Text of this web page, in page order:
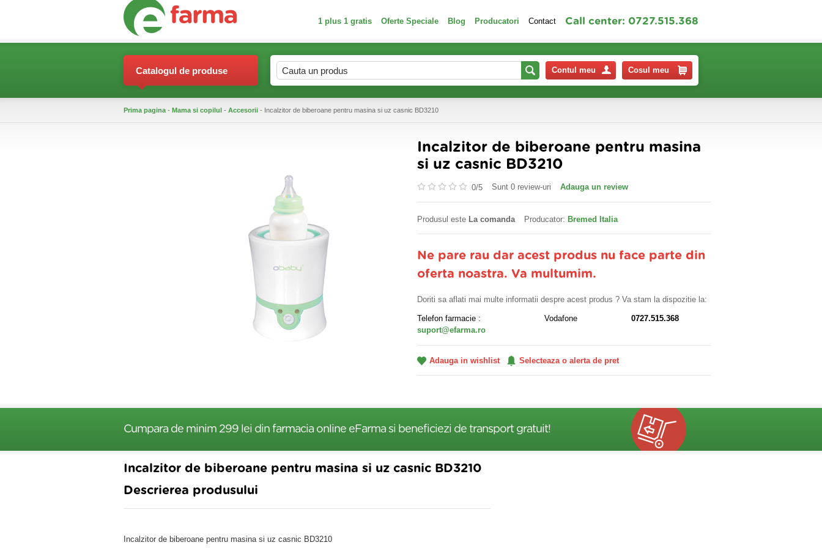
1 plus 1 gratis Oferte Speciale Blog Producatori Contact Call center: 0727.515.368
Catalogul de produse Contul meu Cosul meu
Prima pagina - Mama si copilul - Accesorii - Incalzitor de biberoane pentru masina si uz casnic BD3210
Incalzitor de biberoane pentru masina
si uz casnic BD3210
0/5 Sunt 0 review-uri Adauga un review
Produsul este La comanda Producator: Bremed Italia
Ne pare rau dar acest produs nu face parte din
oferta noastra. Va multumim.
Doriti sa aflati mai multe informatii despre acest produs ? Va stam la dispozitie la:
Telefon farmacie : Vodafone
0727.515.368
suport@efarma.ro
Adauga in wishlist Selecteaza o alerta de pret
Cumpara de minim 299 lei din farmacia online eFarma si beneficiezi de transport gratuit!
Incalzitor de biberoane pentru masina si uz casnic BD3210
Descrierea produsului
Incalzitor de biberoane pentru masina si uz casnic BD3210